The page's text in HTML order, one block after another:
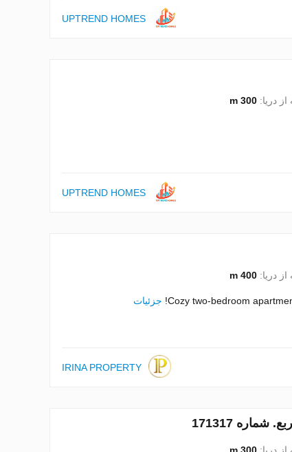
UPTREND HOMES
از دریا:300 m
UPTREND HOMES
از دریا:400 m
Cozy two-bedroom جزئیات
IRINA PROPERTY
از دریا:300 m